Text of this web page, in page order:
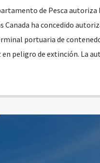
de Pesca
Canada ha concedido
portuaria de
en peligro de extinción. La